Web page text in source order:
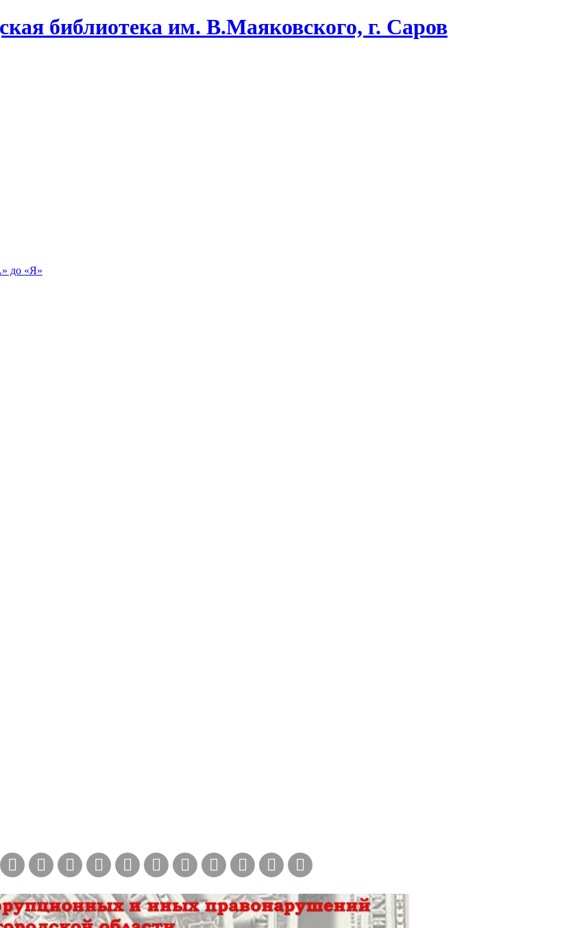
библиотека им. В.Маяковского, г. Саров
до «Я»